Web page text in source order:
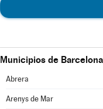
Municipios de Barcelona
Abrera
Arenys de Mar